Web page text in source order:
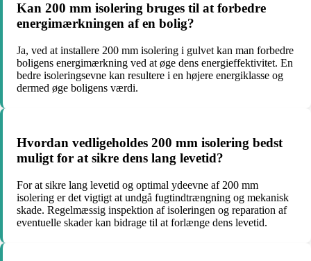
Kan 200 mm isolering bruges til at forbedre
energimærkningen af en bolig?
Ja, ved at installere 200 mm isolering i gulvet kan man forbedre
boligens energimærkning ved at øge dens energieffektivitet. En
bedre isoleringsevne kan resultere i en højere energiklasse og
dermed øge boligens værdi.
Hvordan vedligeholdes 200 mm isolering bedst
muligt for at sikre dens lang levetid?
For at sikre lang levetid og optimal ydeevne af 200 mm
isolering er det vigtigt at undgå fugtindtrængning og mekanisk
skade. Regelmæssig inspektion af isoleringen og reparation af
eventuelle skader kan bidrage til at forlænge dens levetid.